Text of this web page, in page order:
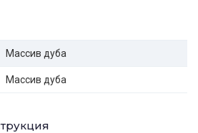
Массив дуба
Массив дуба